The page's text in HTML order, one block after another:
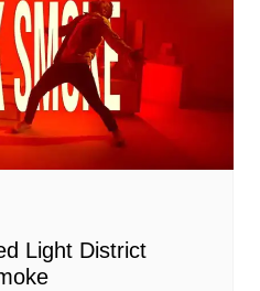
Light District